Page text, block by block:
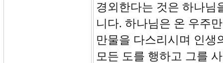
경외한다는 것은 하나님
니다. 하나님은 온 우주
만물을 다스리시며 인생
모든 도를 행하고 그를